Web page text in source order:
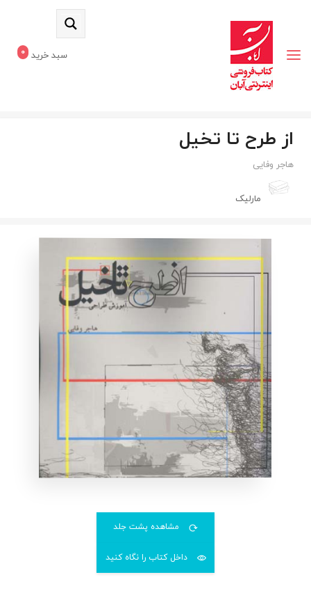
سبد خرید 0
از طرح تا تخیل
هاجر وفایی
مارلیک
مشاهده پشت جلد
داخل کتاب را نگاه کنید